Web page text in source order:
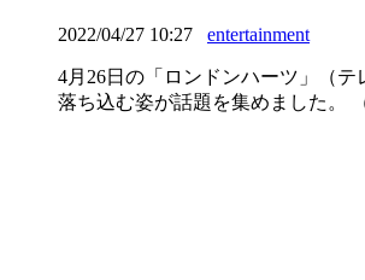
2022/04/27 10:27 entertainment
4月26日の「ロンドンハーツ」（
落ち込む姿が話題を集めました。